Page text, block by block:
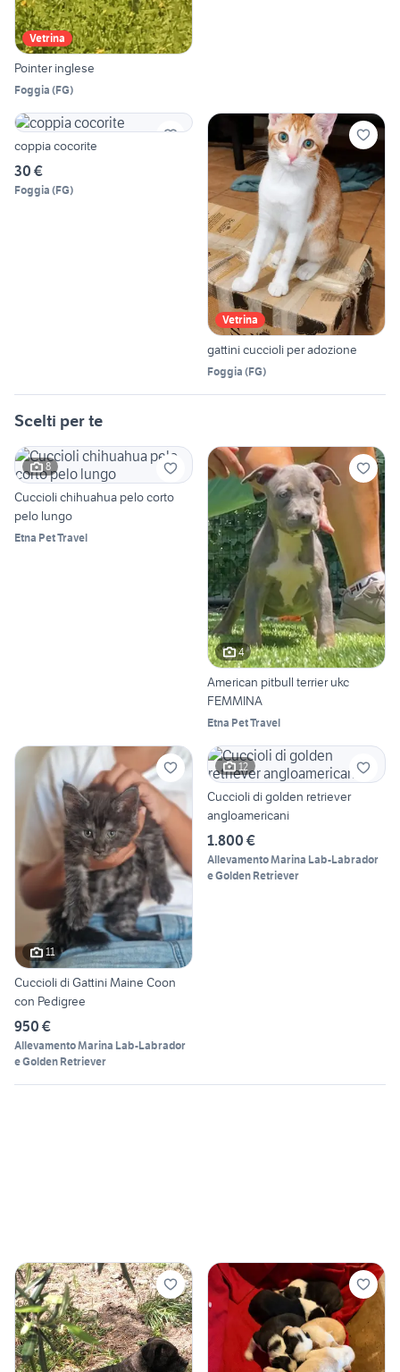
Vetrina
Pointer inglese
Foggia (FG)
coppia cocorite
30 €
Foggia (FG)
Vetrina
gattini cuccioli per adozione
Foggia (FG)
Scelti per te
8
Cuccioli chihuahua pelo corto
pelo lungo
Etna Pet Travel
4
American pitbull terrier ukc
FEMMINA
Etna Pet Travel
11
Cuccioli di Gattini Maine Coon
con Pedigree
950 €
Allevamento Marina Lab-Labrador
e Golden Retriever
12
Cuccioli di golden retriever
angloamericani
1.800 €
Allevamento Marina Lab-Labrador
e Golden Retriever